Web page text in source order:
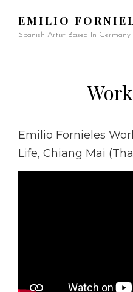
EMILIO
Spanish Artist Based In Germany
Emilio Fornieles
Life, Chiang Mai